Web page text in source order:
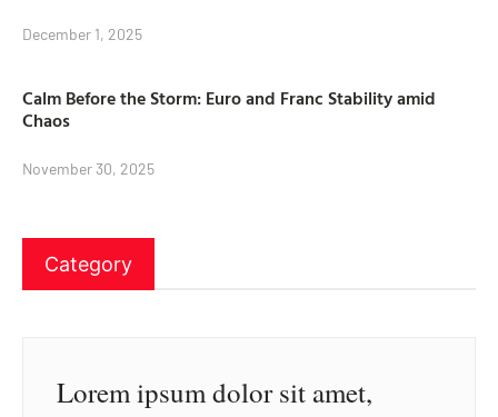
December 1, 2025
Calm Before the Storm: Euro and Franc Stability amid
Chaos
November 30, 2025
Category
Lorem ipsum dolor sit amet,